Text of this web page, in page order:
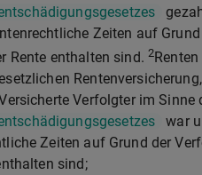
Zeiten auf
Rente enthalten sind.2
Verfolgter im Sinne
war
Zeiten auf Grund der
sind;